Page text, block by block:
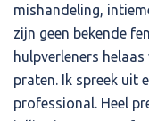
mishandeling,
zijn geen bekende
hulpverleners
praten. Ik spreek uit
professional. Heel